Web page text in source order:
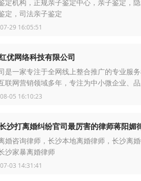
定机构，正规亲子鉴定中心，亲子鉴定，
定，司法亲子鉴定
29 16:05:51
优网络科技有限公司
是一家专注于全网线上整合推广的专业服
联网营销领域多年，专注为中小微企业、
05 16:10:23
沙打离婚纠纷官司最厉害的律师蒋阳媚
婚咨询律师，长沙本地离婚律师，长沙离
沙家暴离婚律师
03 14:31:41